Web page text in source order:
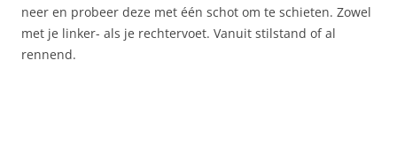
neer en probeer deze met één schot om te schieten. Zowel
met je linker- als je rechtervoet. Vanuit stilstand of al
rennend.